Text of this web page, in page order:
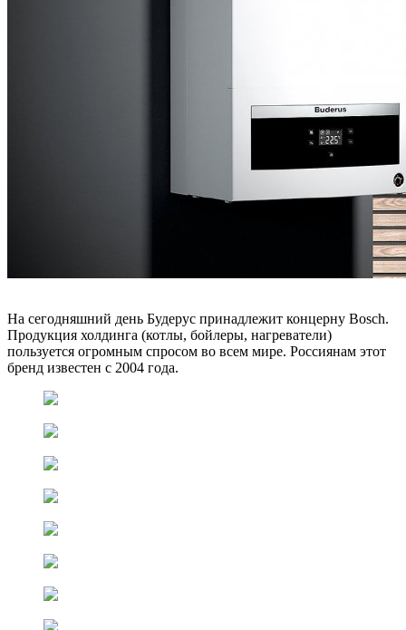
На сегодняшний день Будерус принадлежит концерну Bosch.
Продукция холдинга (котлы, бойлеры, нагреватели)
пользуется огромным спросом во всем мире. Россиянам этот
бренд известен с 2004 года.